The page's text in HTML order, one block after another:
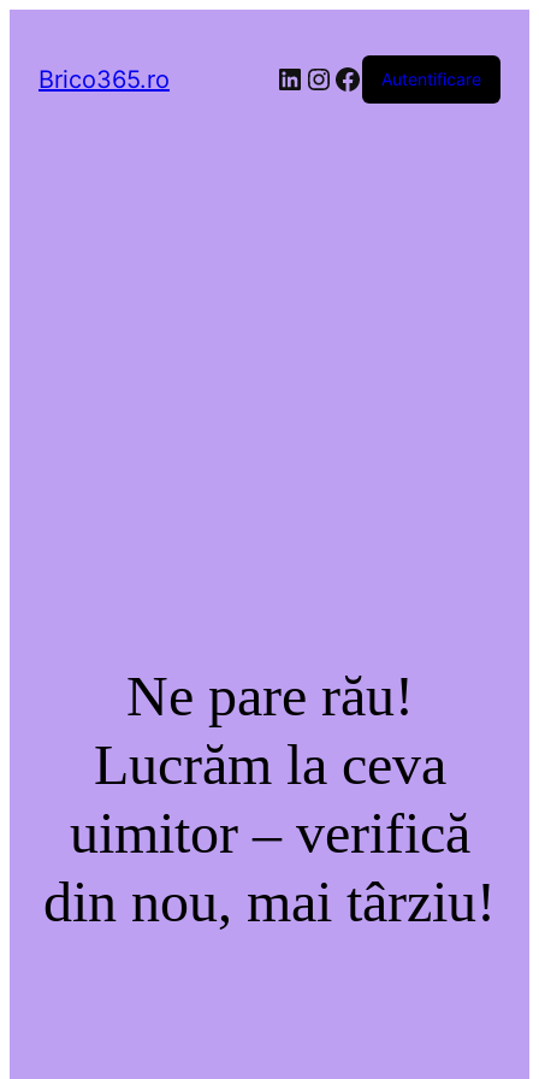
Brico365.ro LinkedIn
Instagram
Facebook
Autentificare
Ne pare rău!
Lucrăm la ceva
uimitor – verifică
din nou, mai târziu!